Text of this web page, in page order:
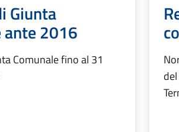
Giunta
ante 2016
Comunale fino al 31